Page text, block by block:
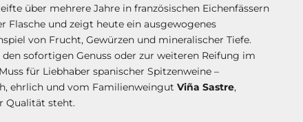
über mehrere Jahre in französischen Eichenfässern
Flasche und zeigt heute ein ausgewogenes
von Frucht, Gewürzen und mineralischer Tiefe.
sofortigen Genuss oder zur weiteren Reifung im
für Liebhaber spanischer Spitzenweine –
ehrlich und vom Familienweingut Viña Sastre,
Qualität steht.